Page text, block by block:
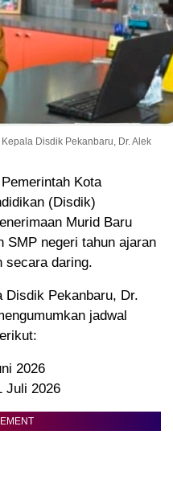
Disdik Pekanbaru, Dr. Alek
Kota
(Disdik)
Murid Baru
SMP negeri tahun ajaran
secara daring.
Disdik Pekanbaru, Dr.
jadwal
2026
Juli 2026